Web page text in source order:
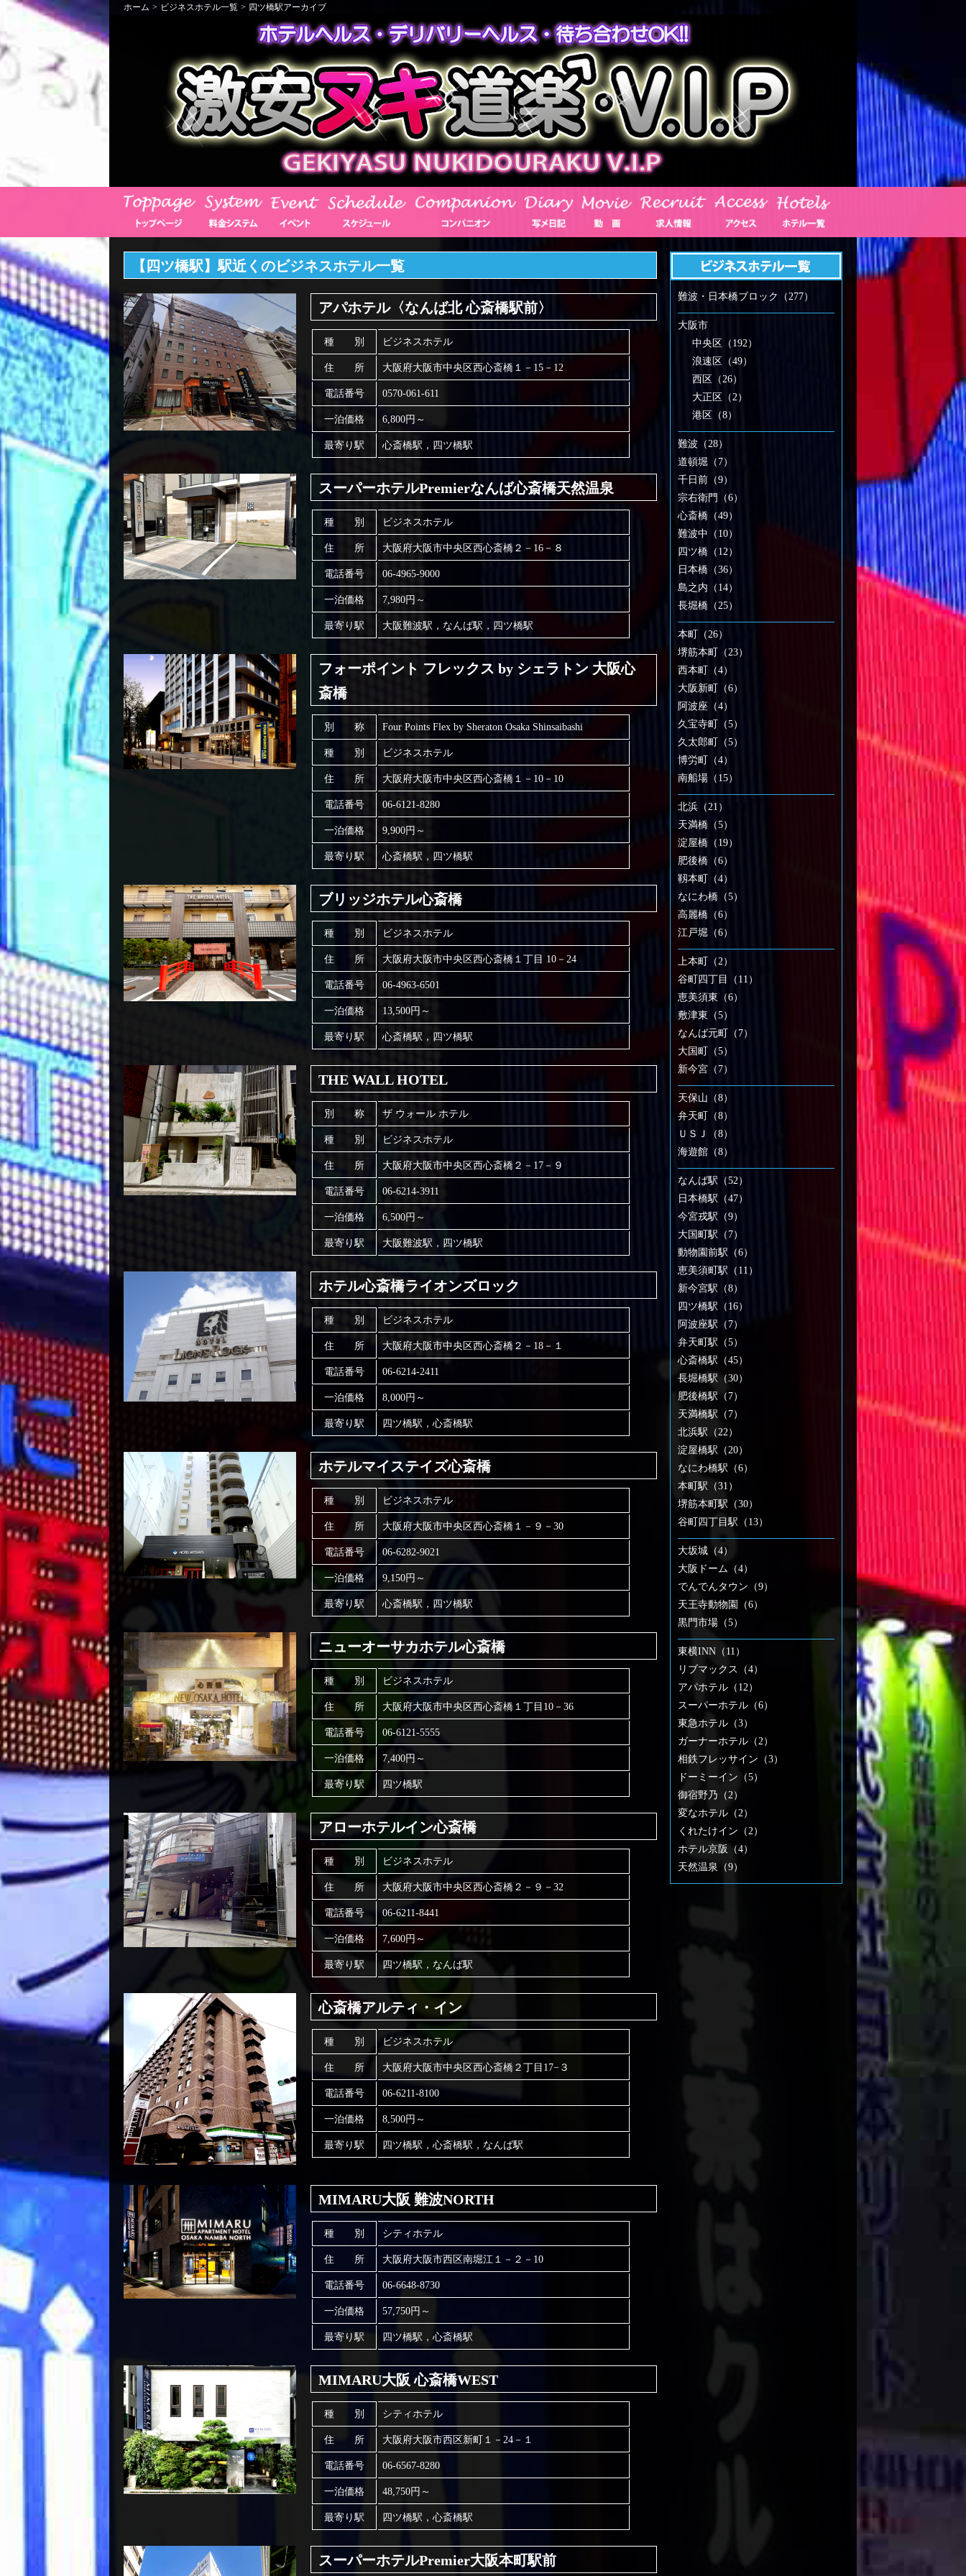
ホーム > ビジネスホテル一覧 > 四ツ橋駅アーカイブ
【四ツ橋駅】駅近くのビジネスホテル一覧
アパホテル〈なんば北 心斎橋駅前〉
種 別 ビジネスホテル
住 所 大阪府大阪市中央区西心斎橋１－15－12
電話番号 0570-061-611
一泊価格 6,800円～
最寄り駅 心斎橋駅，四ツ橋駅
スーパーホテルPremierなんば心斎橋天然温泉
種 別 ビジネスホテル
住 所 大阪府大阪市中央区西心斎橋２－16－８
電話番号 06-4965-9000
一泊価格 7,980円～
最寄り駅 大阪難波駅，なんば駅，四ツ橋駅
フォーポイント フレックス by シェラトン 大阪心
斎橋
別 称 Four Points Flex by Sheraton Osaka Shinsaibashi
種 別 ビジネスホテル
住 所 大阪府大阪市中央区西心斎橋１－10－10
電話番号 06-6121-8280
一泊価格 9,900円～
最寄り駅 心斎橋駅，四ツ橋駅
ブリッジホテル心斎橋
種 別 ビジネスホテル
住 所 大阪府大阪市中央区西心斎橋１丁目 10－24
電話番号 06-4963-6501
一泊価格 13,500円～
最寄り駅 心斎橋駅，四ツ橋駅
THE WALL HOTEL
別 称 ザ ウォール ホテル
種 別 ビジネスホテル
住 所 大阪府大阪市中央区西心斎橋２－17－９
電話番号 06-6214-3911
一泊価格 6,500円～
最寄り駅 大阪難波駅，四ツ橋駅
ホテル心斎橋ライオンズロック
種 別 ビジネスホテル
住 所 大阪府大阪市中央区西心斎橋２－18－１
電話番号 06-6214-2411
一泊価格 8,000円～
最寄り駅 四ツ橋駅，心斎橋駅
ホテルマイステイズ心斎橋
種 別 ビジネスホテル
住 所 大阪府大阪市中央区西心斎橋１－９－30
電話番号 06-6282-9021
一泊価格 9,150円～
最寄り駅 心斎橋駅，四ツ橋駅
ニューオーサカホテル心斎橋
種 別 ビジネスホテル
住 所 大阪府大阪市中央区西心斎橋１丁目10－36
電話番号 06-6121-5555
一泊価格 7,400円～
最寄り駅 四ツ橋駅
アローホテルイン心斎橋
種 別 ビジネスホテル
住 所 大阪府大阪市中央区西心斎橋２－９－32
電話番号 06-6211-8441
一泊価格 7,600円～
最寄り駅 四ツ橋駅，なんば駅
心斎橋アルティ・イン
種 別 ビジネスホテル
住 所 大阪府大阪市中央区西心斎橋２丁目17−３
電話番号 06-6211-8100
一泊価格 8,500円～
最寄り駅 四ツ橋駅，心斎橋駅，なんば駅
MIMARU大阪 難波NORTH
種 別 シティホテル
住 所 大阪府大阪市西区南堀江１－２－10
電話番号 06-6648-8730
一泊価格 57,750円～
最寄り駅 四ツ橋駅，心斎橋駅
MIMARU大阪 心斎橋WEST
種 別 シティホテル
住 所 大阪府大阪市西区新町１－24－１
電話番号 06-6567-8280
一泊価格 48,750円～
最寄り駅 四ツ橋駅，心斎橋駅
スーパーホテルPremier大阪本町駅前
難波・日本橋ブロック（277）
大阪市
中央区（192）
浪速区（49）
西区（26）
大正区（2）
港区（8）
難波（28）
道頓堀（7）
千日前（9）
宗右衛門（6）
心斎橋（49）
難波中（10）
四ツ橋（12）
日本橋（36）
島之内（14）
長堀橋（25）
本町（26）
堺筋本町（23）
西本町（4）
大阪新町（6）
阿波座（4）
久宝寺町（5）
久太郎町（5）
博労町（4）
南船場（15）
北浜（21）
天満橋（5）
淀屋橋（19）
肥後橋（6）
靱本町（4）
なにわ橋（5）
高麗橋（6）
江戸堀（6）
上本町（2）
谷町四丁目（11）
恵美須東（6）
敷津東（5）
なんば元町（7）
大国町（5）
新今宮（7）
天保山（8）
弁天町（8）
ＵＳＪ（8）
海遊館（8）
なんば駅（52）
日本橋駅（47）
今宮戎駅（9）
大国町駅（7）
動物園前駅（6）
恵美須町駅（11）
新今宮駅（8）
四ツ橋駅（16）
阿波座駅（7）
弁天町駅（5）
心斎橋駅（45）
長堀橋駅（30）
肥後橋駅（7）
天満橋駅（7）
北浜駅（22）
淀屋橋駅（20）
なにわ橋駅（6）
本町駅（31）
堺筋本町駅（30）
谷町四丁目駅（13）
大坂城（4）
大阪ドーム（4）
でんでんタウン（9）
天王寺動物園（6）
黒門市場（5）
東横INN（11）
リブマックス（4）
アパホテル（12）
スーパーホテル（6）
東急ホテル（3）
ガーナーホテル（2）
相鉄フレッサイン（3）
ドーミーイン（5）
御宿野乃（2）
変なホテル（2）
くれたけイン（2）
ホテル京阪（4）
天然温泉（9）